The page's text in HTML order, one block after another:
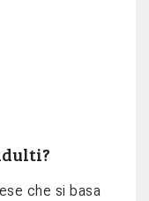
che si basa